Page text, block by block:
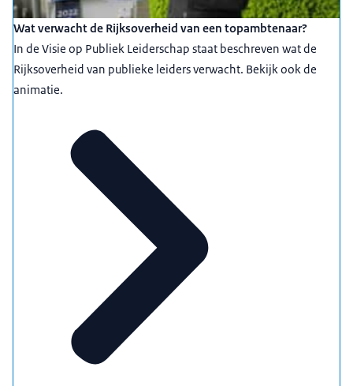
Wat verwacht de Rijksoverheid van een topambtenaar?
In de Visie op Publiek Leiderschap staat beschreven wat de
Rijksoverheid van publieke leiders verwacht. Bekijk ook de
animatie.